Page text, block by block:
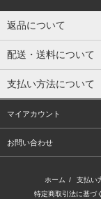
返品について
配送・送料について
支払い方法について
マイアカウント
お問い合わせ
ホーム / 支払い
特定商取引法に基づ